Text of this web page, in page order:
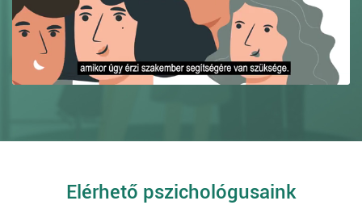
Elérhető pszichológusaink